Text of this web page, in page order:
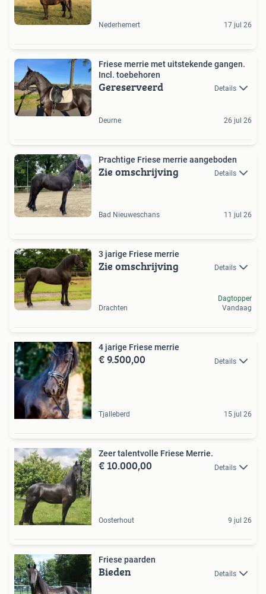
Nederhemert 17 jul 26
Friese merrie met uitstekende gangen.
Incl. toebehoren
Gereserveerd Details
Deurne 26 jul 26
Prachtige Friese merrie aangeboden
Zie omschrijving Details
Bad Nieuweschans 11 jul 26
3 jarige Friese merrie
Zie omschrijving Details
Drachten
Dagtopper
Vandaag
4 jarige Friese merrie
€ 9.500,00 Details
Tjalleberd 15 jul 26
Zeer talentvolle Friese Merrie.
€ 10.000,00 Details
Oosterhout 9 jul 26
Friese paarden
Bieden Details